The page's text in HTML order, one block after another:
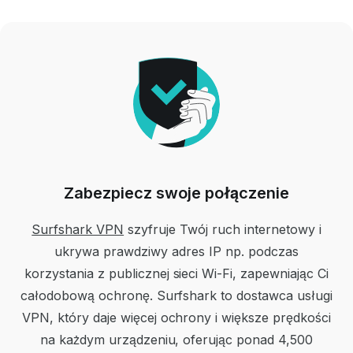
Zabezpiecz swoje połączenie
Surfshark VPN szyfruje Twój ruch internetowy i
ukrywa prawdziwy adres IP np. podczas
korzystania z publicznej sieci Wi-Fi, zapewniając Ci
całodobową ochronę. Surfshark to dostawca usługi
VPN, który daje więcej ochrony i większe prędkości
na każdym urządzeniu, oferując ponad 4,500